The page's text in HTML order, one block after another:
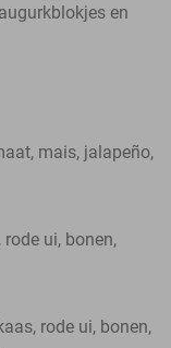
en
mais, jalapeño,
ui, bonen,
rode ui, bonen,